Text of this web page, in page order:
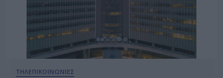
ΤΗΛΕΠΙΚΟΙΝΩΝΙΕΣ